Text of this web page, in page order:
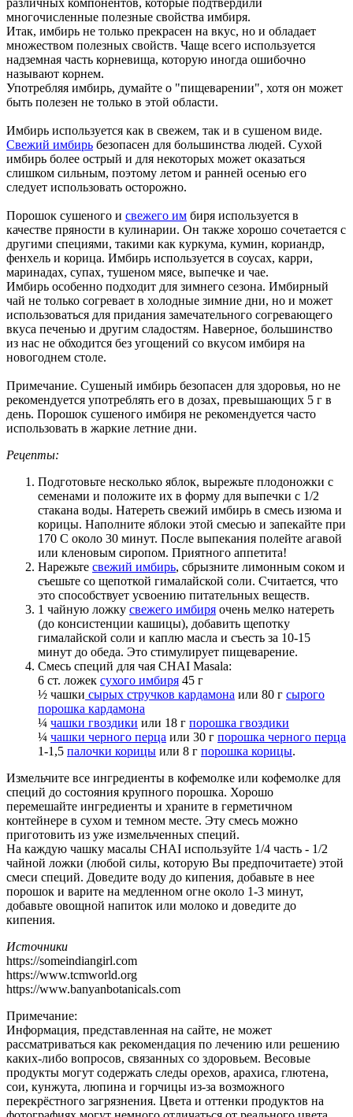
многочисленные полезные свойства имбиря.
Итак, имбирь не только прекрасен на вкус, но и обладает
множеством полезных свойств. Чаще всего используется
надземная часть корневища, которую иногда ошибочно
называют корнем.
Употребляя имбирь, думайте о "пищеварении", хотя он может
быть полезен не только в этой области.
Имбирь используется как в свежем, так и в сушеном виде.
Свежий имбирь безопасен для большинства людей. Сухой
имбирь более острый и для некоторых может оказаться
слишком сильным, поэтому летом и ранней осенью его
следует использовать осторожно.
Порошок сушеного и свежего им биря используется в
качестве пряности в кулинарии. Он также хорошо сочетается с
другими специями, такими как куркума, кумин, кориандр,
фенхель и корица. Имбирь используется в соусах, карри,
маринадах, супах, тушеном мясе, выпечке и чае.
Имбирь особенно подходит для зимнего сезона. Имбирный
чай не только согревает в холодные зимние дни, но и может
использоваться для придания замечательного согревающего
вкуса печенью и другим сладостям. Наверное, большинство
из нас не обходится без угощений со вкусом имбиря на
новогоднем столе.
Примечание. Сушеный имбирь безопасен для здоровья, но не
рекомендуется употреблять его в дозах, превышающих 5 г в
день. Порошок сушеного имбиря не рекомендуется часто
использовать в жаркие летние дни.
Рецепты:
Подготовьте несколько яблок, вырежьте плодоножки с
семенами и положите их в форму для выпечки с 1/2
стакана воды. Натереть свежий имбирь в смесь изюма и
корицы. Наполните яблоки этой смесью и запекайте при
170 С около 30 минут. После выпекания полейте агавой
или кленовым сиропом. Приятного аппетита!
Нарежьте свежий имбирь, сбрызните лимонным соком и
съешьте со щепоткой гималайской соли. Считается, что
это способствует усвоению питательных веществ.
1 чайную ложку свежего имбиря очень мелко натереть
(до консистенции кашицы), добавить щепотку
гималайской соли и каплю масла и съесть за 10-15
минут до обеда. Это стимулирует пищеварение.
Смесь специй для чая CHAI Masala:
6 ст. ложек сухого имбиря 45 г
½ чашки сырых стручков кардамона или 80 г сырого
порошка кардамона
¼ чашки гвоздики или 18 г порошка гвоздики
¼ чашки черного перца или 30 г порошка черного перца
1-1,5 палочки корицы или 8 г порошка корицы.
Измельчите все ингредиенты в кофемолке или кофемолке для
специй до состояния крупного порошка. Хорошо
перемешайте ингредиенты и храните в герметичном
контейнере в сухом и темном месте. Эту смесь можно
приготовить из уже измельченных специй.
На каждую чашку масалы CHAI используйте 1/4 часть - 1/2
чайной ложки (любой силы, которую Вы предпочитаете) этой
смеси специй. Доведите воду до кипения, добавьте в нее
порошок и варите на медленном огне около 1-3 минут,
добавьте овощной напиток или молоко и доведите до
кипения.
Источники
https://someindiangirl.com
https://www.tcmworld.org
https://www.banyanbotanicals.com
Примечание:
Информация, представленная на сайте, не может
рассматриваться как рекомендация по лечению или решению
каких-либо вопросов, связанных со здоровьем. Весовые
продукты могут содержать следы орехов, арахиса, глютена,
сои, кунжута, люпина и горчицы из-за возможного
перекрёстного загрязнения. Цвета и оттенки продуктов на